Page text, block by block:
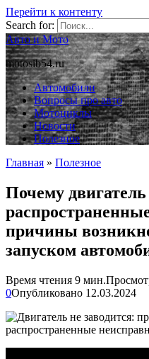
Перейти к контенту
Search for:
Авто и Мото
motosib54.ru
Автомобили
Вопросы про авто
Мотоциклы
Новости
Полезное
Главная » Полезное
Почему
причины
запуском
Время чтения 9 мин.
0Опубликовано 12.03.2024